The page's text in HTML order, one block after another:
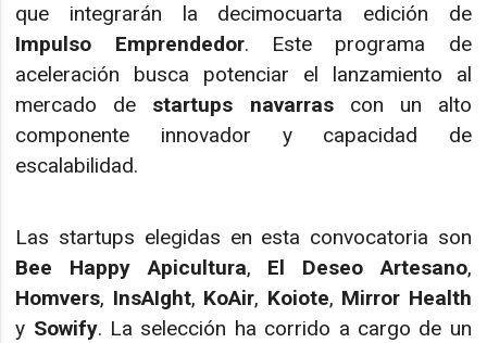
que integrarán la decimocuarta edición de
Impulso Emprendedor. Este programa de
aceleración busca potenciar el lanzamiento al
mercado de startups navarrascon un alto
componente innovador y capacidad de
escalabilidad.
Las startups elegidas en esta convocatoria son
Bee Happy Apicultura, El Deseo Artesano,
Homvers, InsAIght, KoAir, Koiote, Mirror Health
y Sowify. La selección ha corrido a cargo de un